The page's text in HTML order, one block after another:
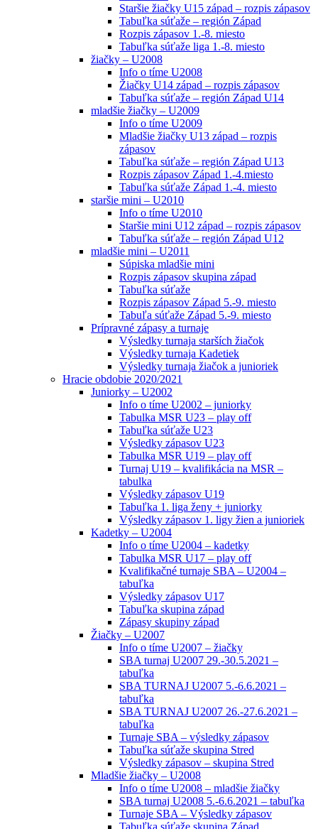
Staršie žiačky U15 západ – rozpis zápasov
Tabuľka súťaže – región Západ
Rozpis zápasov 1.-8. miesto
Tabuľka súťaže liga 1.-8. miesto
žiačky – U2008
Info o tíme U2008
Žiačky U14 západ – rozpis zápasov
Tabuľka súťaže – región Západ U14
mladšie žiačky – U2009
Info o tíme U2009
Mladšie žiačky U13 západ – rozpis
zápasov
Tabuľka súťaže – región Západ U13
Rozpis zápasov Západ 1.-4.miesto
Tabuľka súťaže Západ 1.-4. miesto
staršie mini – U2010
Info o tíme U2010
Staršie mini U12 západ – rozpis zápasov
Tabuľka súťaže – región Západ U12
mladšie mini – U2011
Súpiska mladšie mini
Rozpis zápasov skupina západ
Tabuľka súťaže
Rozpis zápasov Západ 5.-9. miesto
Tabuľa súťaže Západ 5.-9. miesto
Prípravné zápasy a turnaje
Výsledky turnaja starších žiačok
Výsledky turnaja Kadetiek
Výsledky turnaja žiačok a junioriek
Hracie obdobie 2020/2021
Juniorky – U2002
Info o tíme U2002 – juniorky
Tabulka MSR U23 – play off
Tabuľka súťaže U23
Výsledky zápasov U23
Tabulka MSR U19 – play off
Turnaj U19 – kvalifikácia na MSR –
tabulka
Výsledky zápasov U19
Tabuľka 1. liga ženy + juniorky
Výsledky zápasov 1. ligy žien a junioriek
Kadetky – U2004
Info o tíme U2004 – kadetky
Tabulka MSR U17 – play off
Kvalifikačné turnaje SBA – U2004 –
tabuľka
Výsledky zápasov U17
Tabuľka skupina západ
Zápasy skupiny západ
Žiačky – U2007
Info o tíme U2007 – žiačky
SBA turnaj U2007 29.-30.5.2021 –
tabuľka
SBA TURNAJ U2007 5.-6.6.2021 –
tabuľka
SBA TURNAJ U2007 26.-27.6.2021 –
tabuľka
Turnaje SBA – výsledky zápasov
Tabuľka súťaže skupina Stred
Výsledky zápasov – skupina Stred
Mladšie žiačky – U2008
Info o tíme U2008 – mladšie žiačky
SBA turnaj U2008 5.-6.6.2021 – tabuľka
Turnaje SBA – Výsledky zápasov
Tabuľka súťaže skupina Západ